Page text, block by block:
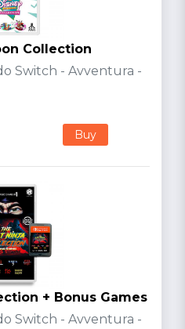
Collection
Switch - Avventura -
Buy
+ Bonus Games
Switch - Avventura -